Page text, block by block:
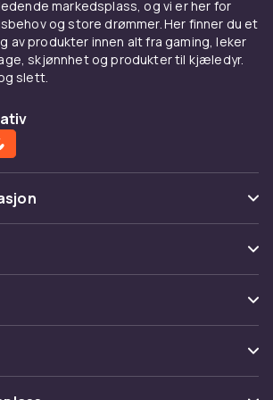
for ulike svinghastigheter og
trenger holdbare og
mens erfarne spillere ofte
med bedre
deler av et komplett
gjør spillet enklere og mer nyttig
og transportutstyr
god
solide cart bags. Valget
du går eller kjører, hvor mye du
passer din spillestil.
manuellegolftrolleyser
markedsplass, og vi er her for
og store drømmer. Her finner du et
av produkter innen alt fra gaming, leker
skjønnhet og produkter til kjæledyr.
slett.
her